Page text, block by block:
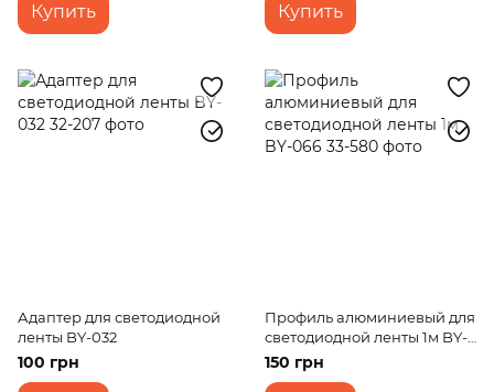
Купить Купить
Адаптер для светодиодной
ленты BY-032
100 грн
Профиль алюминиевый для
светодиодной ленты 1м BY-
066
150 грн